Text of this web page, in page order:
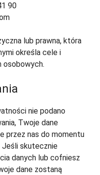
90
lub prawna, która
określa cele i
osobowych.
nie podano
Twoje dane
przez nas do momentu
Jeśli skutecznie
danych lub cofniesz
dane zostaną